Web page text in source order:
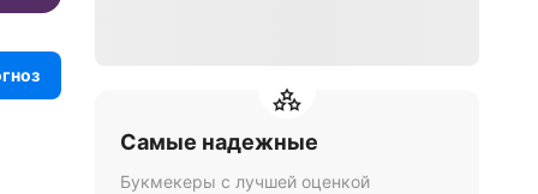
Самые надежные
Букмекеры с лучшей оценкой